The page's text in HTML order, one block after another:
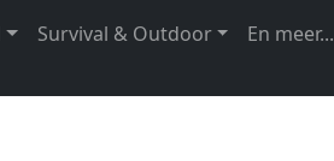
Survival & Outdoor En meer...